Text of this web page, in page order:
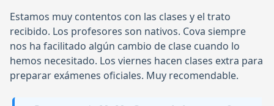
Estamos muy contentos con las clases y el trato
recibido. Los profesores son nativos. Cova siempre
nos ha facilitado algún cambio de clase cuando lo
hemos necesitado. Los viernes hacen clases extra para
preparar exámenes oficiales. Muy recomendable.